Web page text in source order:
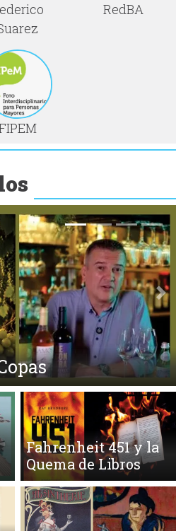
RedBA
Extendidos
Fahrenheit 451 y la
Quema de Libros